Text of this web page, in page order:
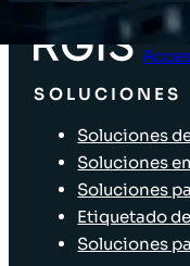
SOLUCIONES
Soluciones
Soluciones
Soluciones
Etiquetado
Soluciones